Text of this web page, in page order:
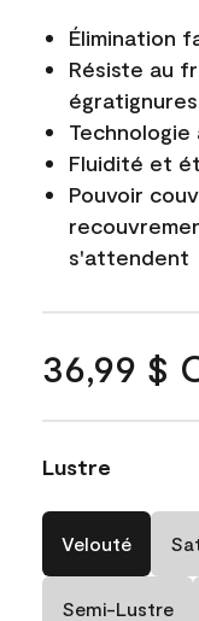
Élimination
Résiste au
égratignures
Fluidité et
Pouvoir
s'attendent
36,99 $
Lustre
Velouté
Semi-Lustre